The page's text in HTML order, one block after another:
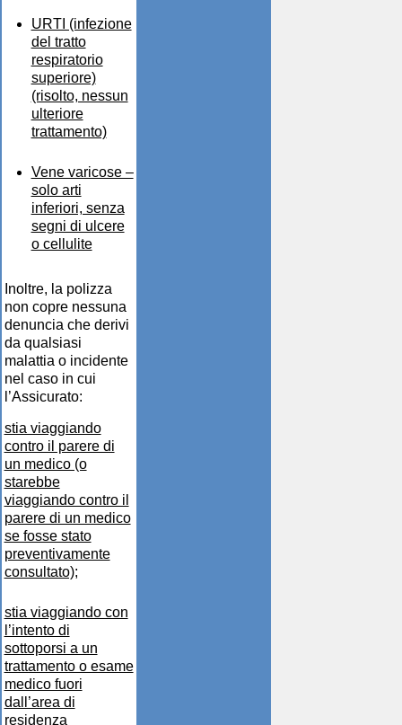
URTI (infezione
del tratto
respiratorio
superiore)
(risolto, nessun
ulteriore
trattamento)
Vene varicose –
solo arti
inferiori, senza
segni di ulcere
o cellulite
Inoltre, la polizza
non copre nessuna
denuncia che derivi
da qualsiasi
malattia o incidente
nel caso in cui
l’Assicurato:
stia viaggiando
contro il parere di
un medico (o
starebbe
viaggiando contro il
parere di un medico
se fosse stato
preventivamente
consultato);
stia viaggiando con
l’intento di
sottoporsi a un
trattamento o esame
medico fuori
dall’area di
residenza